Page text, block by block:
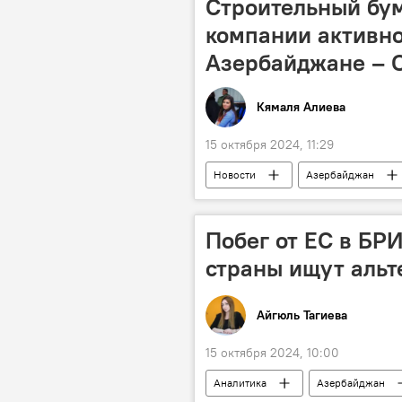
Cтроительный
компании
Азербайджане
Кямаля Алиева
15 октября 2024, 11:29
Новости Азербайджан
дорожная инфраструктура
Государственный комитет по
Побег от ЕС в
страны ищут
Айгюль Тагиева
15 октября 2024, 10:00
Аналитика Азербайджан